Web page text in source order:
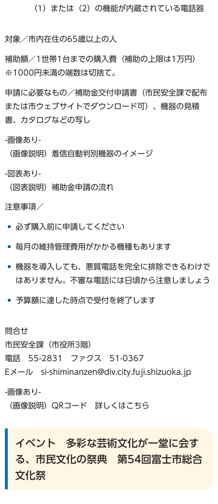
（1）または（2）の機能が内蔵されている電話器
対象／市内在住の65歳以上の人
補助額／1世帯1台までの購入費（補助の上限は1万円）
※1000円未満の端数は切捨て。
申請に必要なもの／補助金交付申請書（市民安全課で配布
または市ウェブサイトでダウンロード可）、機器の見積
書、カタログなどの写し
-画像あり-
（画像説明）着信自動判別機器のイメージ
-図表あり-
（図表説明）補助金申請の流れ
注意事項／
必ず購入前に申請してください
毎月の維持管理費用がかかる機種もあります
機器を導入しても、悪質電話を完全に排除できるわけで
はありません。不審な電話には日頃から注意しましょう
予算額に達した時点で受付を終了します
問合せ
市民安全課（市役所3階）
電話 55-2831 ファクス 51-0367
Eメール si-shiminanzen@div.city.fuji.shizuoka.jp
-画像あり-
（画像説明）QRコード 詳しくはこちら
イベント 多彩な芸術文化が一堂に会す
る、市民文化の祭典 第54回富士市総合
文化祭